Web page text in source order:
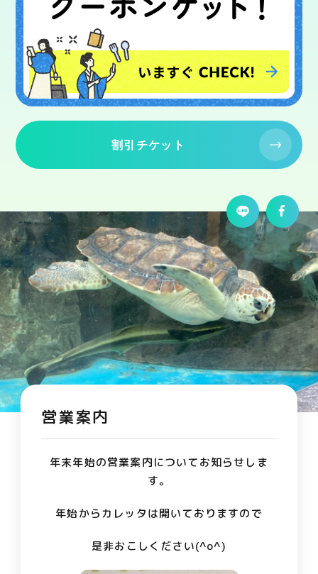
割引チケット
営業案内
年末年始の営業案内についてお知らせしま
す。
年始からカレッタは開いておりますので
是非おこしください(^o^)